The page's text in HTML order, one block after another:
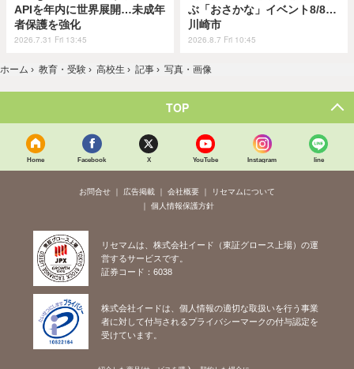
APIを年内に世界展開…未成年
者保護を強化
2026.7.31 Fri 13:45
ぶ「おさかな」イベント8/8…
川崎市
2026.8.7 Fri 10:45
ホーム › 教育・受験 › 高校生 › 記事 › 写真・画像
TOP
Home Facebook X YouTube Instagram line
お問合せ 広告掲載 会社概要
リセマムについて
個人情報保護方針
リセマムは、株式会社イード（東証グロース上場）の運
営するサービスです。
証券コード：6038
株式会社イードは、個人情報の適切な取扱いを行う事業
者に対して付与されるプライバシーマークの付与認定を
受けています。